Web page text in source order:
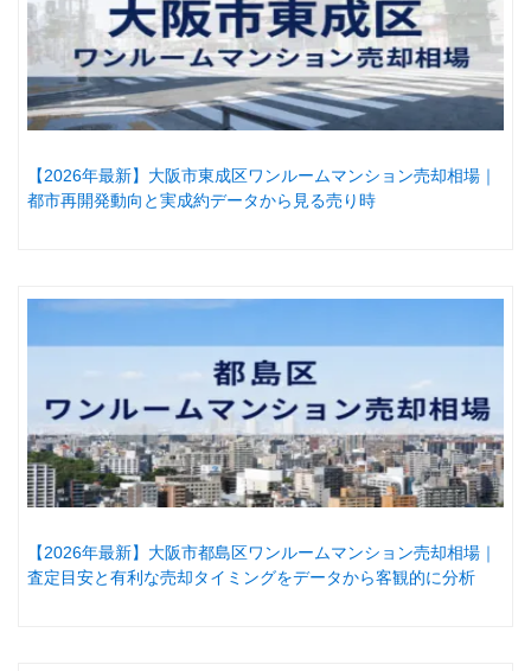
【2026年最新】大阪市東成区ワンルームマンション売却相場｜
都市再開発動向と実成約データから見る売り時
【2026年最新】大阪市都島区ワンルームマンション売却相場｜
査定目安と有利な売却タイミングをデータから客観的に分析